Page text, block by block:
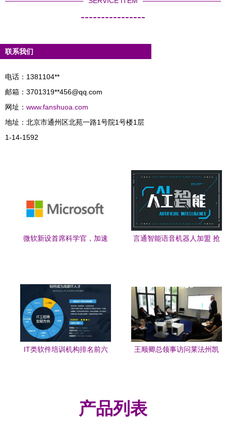
----------------
联系我们
电话：1381104**
邮箱：3701319**456@qq.com
网址： www.fanshuoa.com
地址：北京市通州区北苑一路1号院1号楼1层
1-14-1592
微软新设首席科学官，加速
言通智能语音机器人加盟 抢
IT类软件培训机构排名前六
王顺卿总领事访问莱法州凯
产品列表